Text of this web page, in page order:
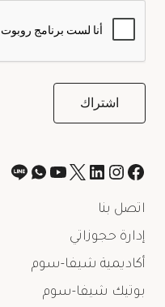
اتصل بنا
إدارة حجوزاتي
أكاديمية شيفا-سوم
بوتيك شيفا-سوم